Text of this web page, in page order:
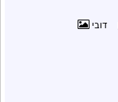
דובי